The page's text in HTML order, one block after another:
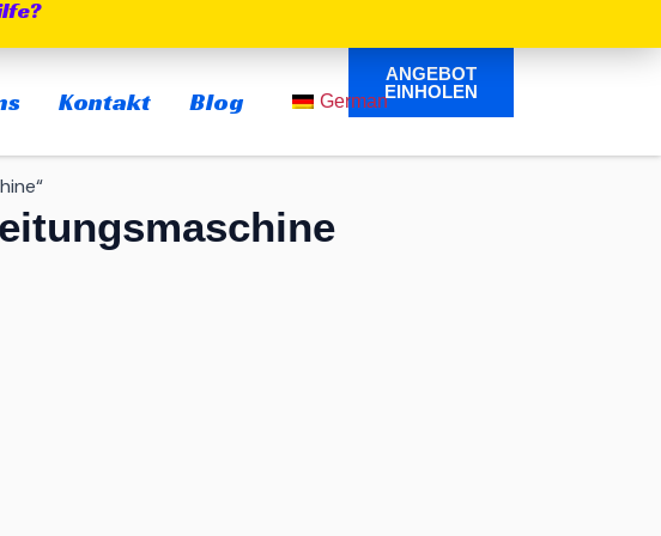
LINES ÖFFNEN
Kontakt Blog German
ANGEBOT
EINHOLEN